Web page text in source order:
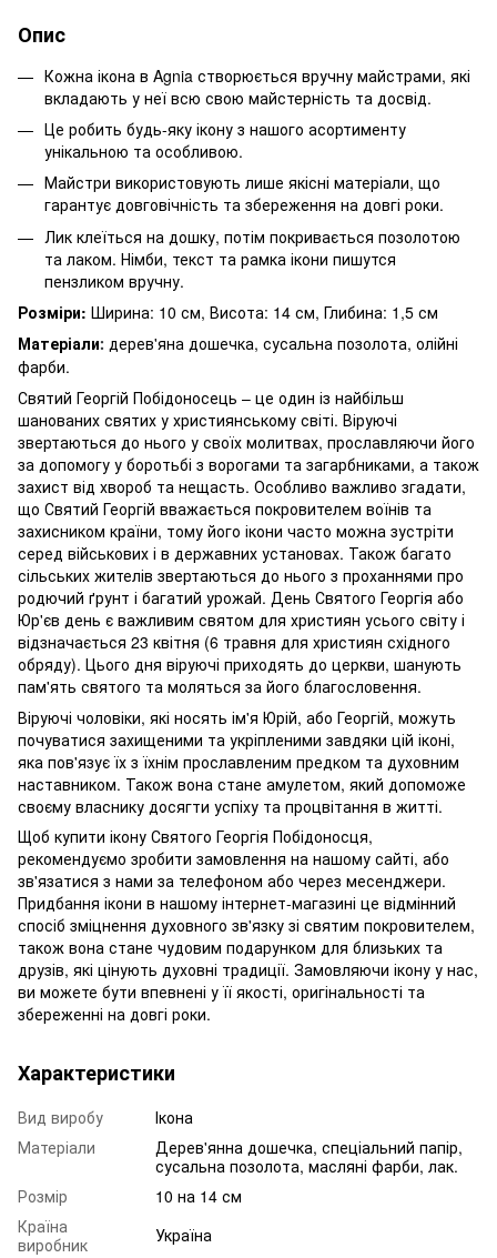
Опис
Кожна ікона в Agnia створюється вручну майстрами, які
вкладають у неї всю свою майстерність та досвід.
Це робить будь-яку ікону з нашого асортименту
унікальною та особливою.
Майстри використовують лише якісні матеріали, що
гарантує довговічність та збереження на довгі роки.
Лик клеїться на дошку, потім покривається позолотою
та лаком. Німби, текст та рамка ікони пишутся
пензликом вручну.
Розміри: Ширина: 10 см, Висота: 14 см, Глибина: 1,5 см
Матеріали: дерев'яна дошечка, сусальна позолота, олійні
фарби.
Святий Георгій Побідоносець – це один із найбільш
шанованих святих у християнському світі. Віруючі
звертаються до нього у своїх молитвах, прославляючи його
за допомогу у боротьбі з ворогами та загарбниками, а також
захист від хвороб та нещасть. Особливо важливо згадати,
що Святий Георгій вважається покровителем воїнів та
захисником країни, тому його ікони часто можна зустріти
серед військових і в державних установах. Також багато
сільських жителів звертаються до нього з проханнями про
родючий ґрунт і багатий урожай. День Святого Георгія або
Юр'єв день є важливим святом для християн усього світу і
відзначається 23 квітня (6 травня для християн східного
обряду). Цього дня віруючі приходять до церкви, шанують
пам'ять святого та моляться за його благословення.
Віруючі чоловіки, які носять ім'я Юрій, або Георгій, можуть
почуватися захищеними та укріпленими завдяки цій іконі,
яка пов'язує їх з їхнім прославленим предком та духовним
наставником. Також вона стане амулетом, який допоможе
своєму власнику досягти успіху та процвітання в житті.
Щоб купити ікону Святого Георгія Побідоносця,
рекомендуємо зробити замовлення на нашому сайті, або
зв'язатися з нами за телефоном або через месенджери.
Придбання ікони в нашому інтернет-магазині це відмінний
спосіб зміцнення духовного зв'язку зі святим покровителем,
також вона стане чудовим подарунком для близьких та
друзів, які цінують духовні традиції. Замовляючи ікону у нас,
ви можете бути впевнені у її якості, оригінальності та
збереженні на довгі роки.
Характеристики
Вид виробу
Ікона
Матеріали
Дерев'янна дошечка, спеціальний папір,
сусальна позолота, масляні фарби, лак.
Розмір
10 на 14 см
Країна
виробник
Україна